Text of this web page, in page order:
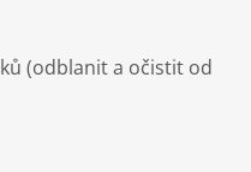
(odblanit a očistit od